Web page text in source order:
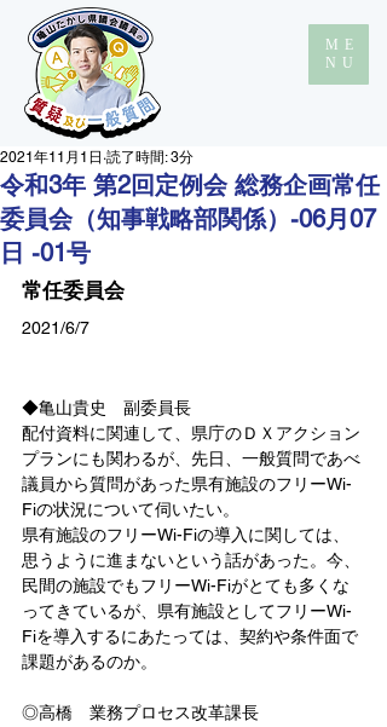
ME
NU
令和3年 第2回定例会 総務企画常任
委員会（知事戦略部関係）-06月07
日 -01号
2021年11月1日 読了時間: 3分
常任委員会
2021/6/7
◆亀山貴史　副委員長
配付資料に関連して、県庁のＤＸアクション
プランにも関わるが、先日、一般質問であべ
議員から質問があった県有施設のフリーWi-
Fiの状況について伺いたい。
県有施設のフリーWi-Fiの導入に関しては、
思うように進まないという話があった。今、
民間の施設でもフリーWi-Fiがとても多くな
ってきているが、県有施設としてフリーWi-
Fiを導入するにあたっては、契約や条件面で
課題があるのか。
◎高橋　業務プロセス改革課長